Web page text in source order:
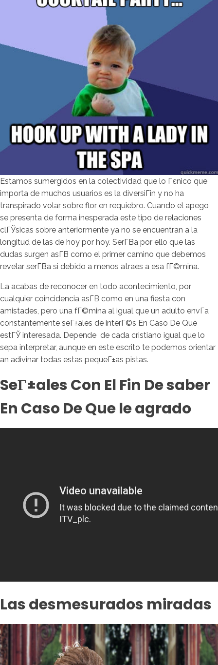
Estamos sumergidos en la colectividad que lo Гєnico que
importa de muchos usuarios es la diversiГіn y no ha
transpirado volar sobre flor en requiebro. Cuando el apego
se presenta de forma inesperada este tipo de relaciones
clГЎsicas sobre anteriormente ya no se encuentran a la
longitud de las de hoy por hoy. SerГ­В­a por ello que las
dudas surgen asГ­В­ como el primer camino que debemos
revelar serГ­В­a si debido a menos atraes a esa fГ©mina.
La acabas de reconocer en todo acontecimiento, por
cualquier coincidencia asГ­В­ como en una fiesta con
amistades, pero una fГ©mina al igual que un adulto envГ­a
constantemente seГ±ales de interГ©s En Caso De Que
estГЎ interesada. Depende de cada cristiano igual que lo
sepa interpretar, aunque en este escrito te podemos orientar
an adivinar todas estas pequeГ±as pistas.
SeГ±ales Con El Fin De saber
En Caso De Que le agrado
Las desmesurados miradas